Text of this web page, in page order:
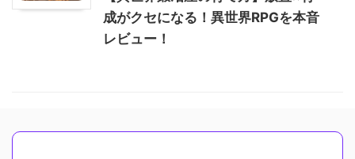
成がクセになる！異世界RPGを本音
レビュー！